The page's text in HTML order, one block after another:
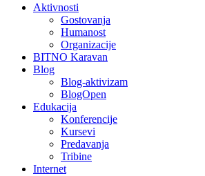
Aktivnosti
Gostovanja
Humanost
Organizacije
BITNO Karavan
Blog
Blog-aktivizam
BlogOpen
Edukacija
Konferencije
Kursevi
Predavanja
Tribine
Internet